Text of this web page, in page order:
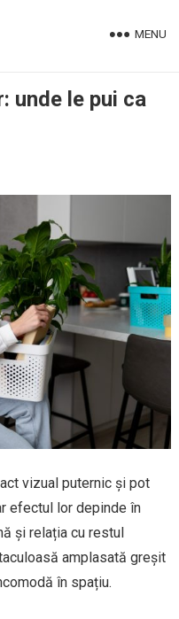
MENU
unde le pui ca
vizual puternic și pot
efectul lor depinde în
și relația cu restul
amplasată greșit
în spațiu.